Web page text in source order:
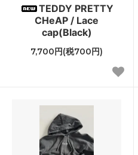
TEDDY PRETTY
CHeAP / Lace
cap(Black)
7,700円(税700円)